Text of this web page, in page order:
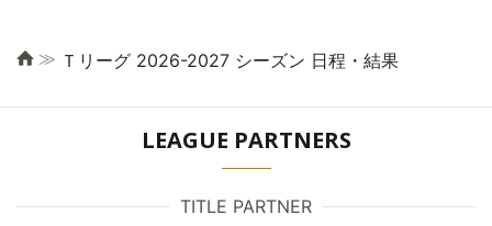
≫ Ｔリーグ 2026-2027 シーズン 日程・結果
LEAGUE PARTNERS
TITLE PARTNER